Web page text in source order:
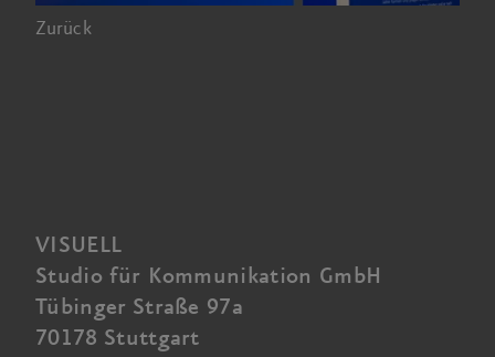
Zurück
VISUELL
Studio für Kommunikation GmbH
Tübinger Straße 97a
70178 Stuttgart